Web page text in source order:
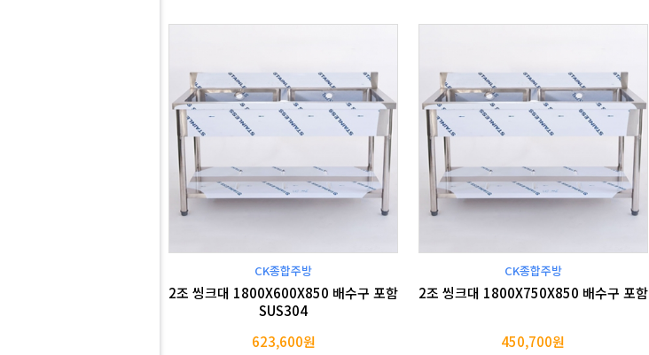
CK종합주방
2조 씽크대 1800X600X850 배수구 포함
SUS304
623,600원
CK종합주방
2조 씽크대 1800X750X850 배수구 포함
450,700원